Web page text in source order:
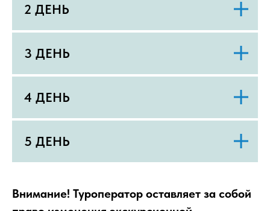
2 ДЕНЬ
3 ДЕНЬ
4 ДЕНЬ
5 ДЕНЬ
Внимание! Туроператор оставляет за собой